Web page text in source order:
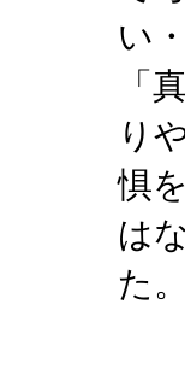
い
「
り
惧
は
た